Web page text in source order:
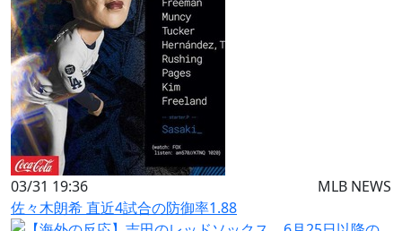
03/31 19:36
MLB NEWS
佐々木朗希 直近4試合の防御率1.88